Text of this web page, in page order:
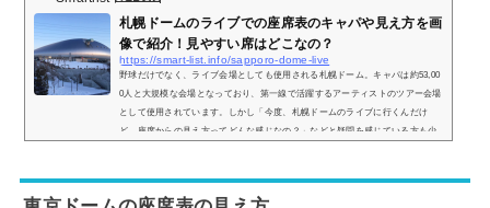
札幌ドームのライブでの座席表のキャパや見え方を画
像で紹介！見やすい席はどこなの？
https://smart-list.info/sapporo-dome-live
野球だけでなく、ライブ会場としても使用される札幌ドーム。キャパは約53,00
0人と大規模な会場となっており、第一線で活躍するアーティストのツアー会場
として使用されています。しかし「今度、札幌ドームのライブに行くんだけ
ど、座席からの見え方ってどんな感じなの？」などと疑問を感じている方も少
は以下...